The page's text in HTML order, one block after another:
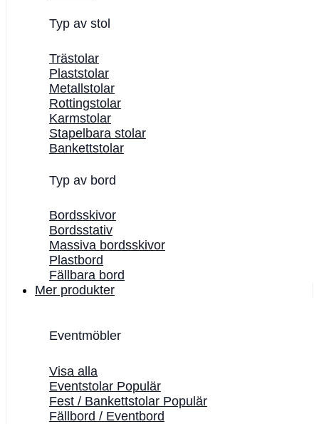
Typ av stol
Trästolar
Plaststolar
Metallstolar
Rottingstolar
Karmstolar
Stapelbara stolar
Bankettstolar
Typ av bord
Bordsskivor
Bordsstativ
Massiva bordsskivor
Plastbord
Fällbara bord
Mer produkter
Eventmöbler
Visa alla
Eventstolar
Fest / Bankettstolar
Fällbord / Eventbord